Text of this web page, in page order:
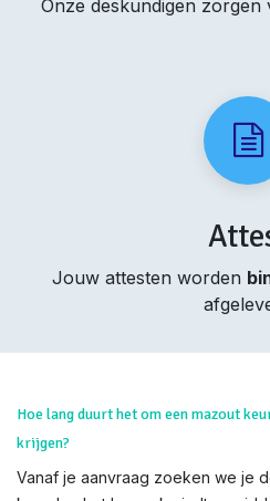
Onze deskundigen zorgen
Jouw attesten worden
Hoe lang duurt het om een mazout
krijgen?
Vanaf je aanvraag zoeken we je